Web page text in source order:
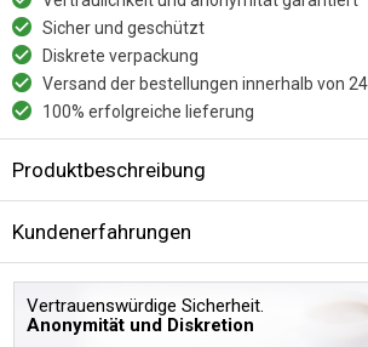
Sicher und geschützt
Diskrete verpackung
Versand der bestellungen innerhalb von
100% erfolgreiche lieferung
Produktbeschreibung
Kundenerfahrungen
Vertrauenswürdige Sicherheit.
Anonymität und Diskretion